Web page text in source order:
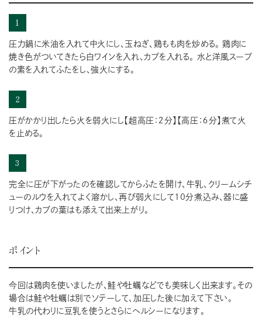
1
圧力鍋に米油を入れて中火にし、玉ねぎ、鶏もも肉を炒める。 鶏肉に
焼き色がついてきたら白ワインを入れ、カブを入れる。 水と洋風スープ
の素を入れてふたをし、強火にする。
2
圧がかかり出したら火を弱火にし【超高圧：２分】【高圧：６分】煮て火
を止める。
3
完全に圧が下がったのを確認してからふたを開け、牛乳、クリームシチ
ューのルウを入れてよく溶かし、再び弱火にして10分煮込み、器に盛
りつけ、カブの葉はも添えて出来上がり。
ポイント
今回は鶏肉を使いましたが、鮭や牡蠣などでも美味しく出来ます。その
場合は鮭や牡蠣は別でソテーして、加圧した後に加えて下さい。
牛乳の代わりに豆乳を使うとさらにヘルシーになります。